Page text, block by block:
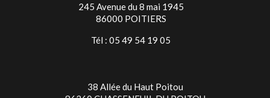
245 Avenue du 8 mai 1945
86000 POITIERS
Tél : 05 49 54 19 05
38 Allée du Haut Poitou